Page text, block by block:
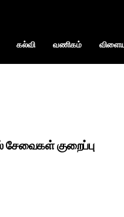
கல்வி வணிகம்
சேவைகள் குறைப்பு